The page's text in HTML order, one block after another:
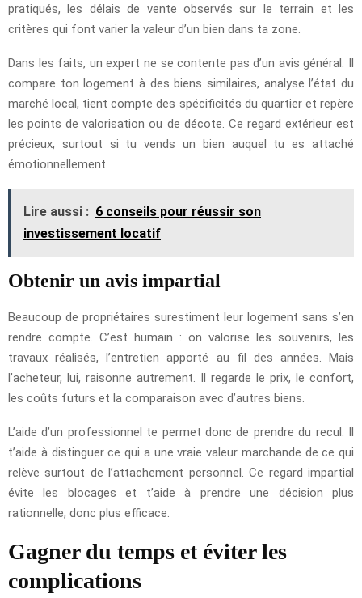
pratiqués, les délais de vente observés sur le terrain et les
critères qui font varier la valeur d’un bien dans ta zone.
Dans les faits, un expert ne se contente pas d’un avis général. Il
compare ton logement à des biens similaires, analyse l’état du
marché local, tient compte des spécificités du quartier et repère
les points de valorisation ou de décote. Ce regard extérieur est
précieux, surtout si tu vends un bien auquel tu es attaché
émotionnellement.
Lire aussi : 6 conseils pour réussir son
investissement locatif
Obtenir un avis impartial
Beaucoup de propriétaires surestiment leur logement sans s’en
rendre compte. C’est humain : on valorise les souvenirs, les
travaux réalisés, l’entretien apporté au fil des années. Mais
l’acheteur, lui, raisonne autrement. Il regarde le prix, le confort,
les coûts futurs et la comparaison avec d’autres biens.
L’aide d’un professionnel te permet donc de prendre du recul. Il
t’aide à distinguer ce qui a une vraie valeur marchande de ce qui
relève surtout de l’attachement personnel. Ce regard impartial
évite les blocages et t’aide à prendre une décision plus
rationnelle, donc plus efficace.
Gagner du temps et éviter les
complications